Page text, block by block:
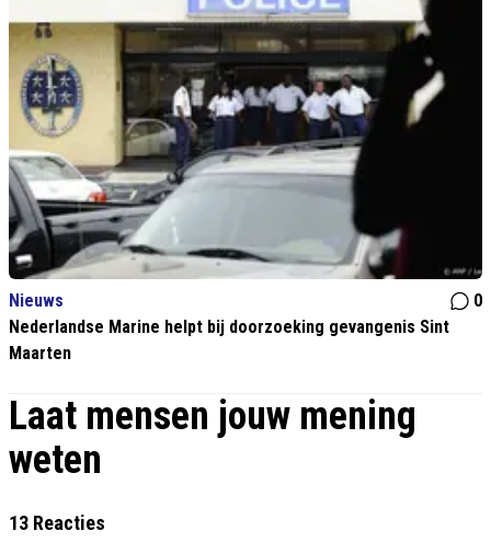
Nieuws
0
Nederlandse Marine helpt bij doorzoeking gevangenis Sint
Maarten
Laat mensen jouw mening
weten
13 Reacties